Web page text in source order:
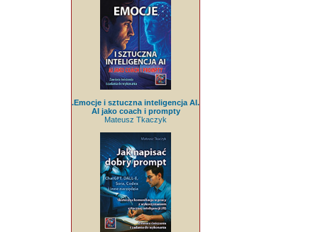
.Emocje i sztuczna inteligencja AI.
AI jako coach i prompty
Mateusz Tkaczyk